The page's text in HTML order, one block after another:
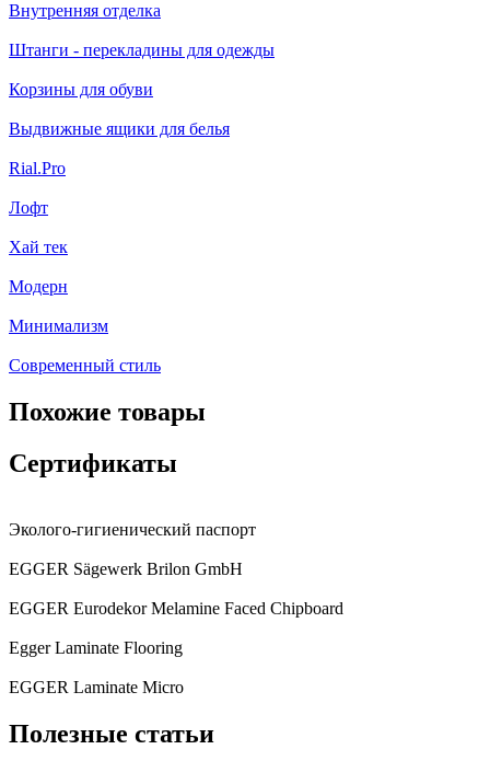
Внутренняя отделка
Штанги - перекладины для одежды
Корзины для обуви
Выдвижные ящики для белья
Rial.Pro
Лофт
Хай тек
Модерн
Минимализм
Современный стиль
Похожие товары
Сертификаты
Эколого-гигиенический паспорт
EGGER Sägewerk Brilon GmbH
EGGER Eurodekor Melamine Faced Chipboard
Egger Laminate Flooring
EGGER Laminate Micro
Полезные статьи